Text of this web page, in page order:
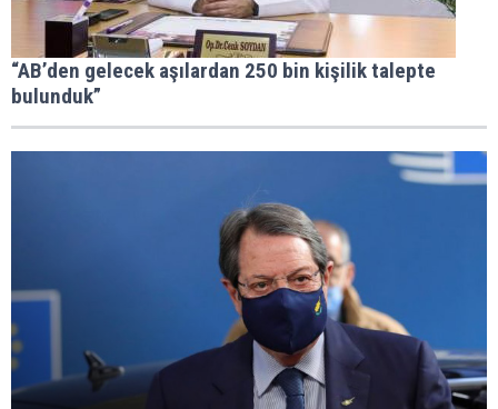
“AB’den gelecek aşılardan 250 bin kişilik talepte
bulunduk”